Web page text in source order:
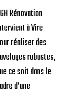
Rénovation
à Vire
réaliser des
robustes,
ce soit dans le
d’une